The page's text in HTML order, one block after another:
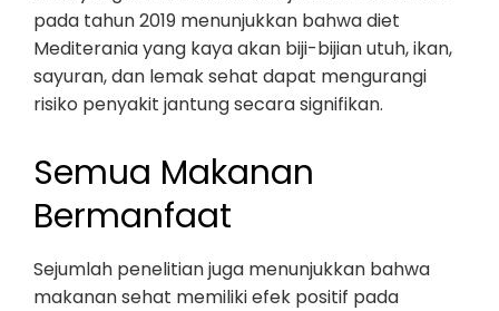
pada tahun 2019 menunjukkan bahwa diet
Mediterania yang kaya akan biji-bijian utuh, ikan,
sayuran, dan lemak sehat dapat mengurangi
risiko penyakit jantung secara signifikan.
Semua Makanan
Bermanfaat
Sejumlah penelitian juga menunjukkan bahwa
makanan sehat memiliki efek positif pada